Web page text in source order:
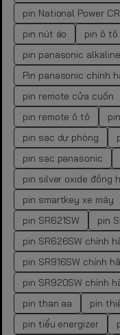
pin National Power
pin nút áo
pin ô tô
pin panasonic alkaline
Pin panasonic chính
pin remote cửa cuốn
pin remote ô tô
pin sạc dự phòng
pin sạc panasonic
pin silver oxide đồng
pin smartkey xe máy
pin SR621SW
pin
pin SR626SW chính
pin SR916SW chính
pin SR920SW chính
pin than aa
pin
pin tiểu energizer